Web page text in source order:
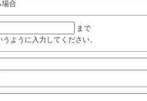
合
まで
うに入力してください。